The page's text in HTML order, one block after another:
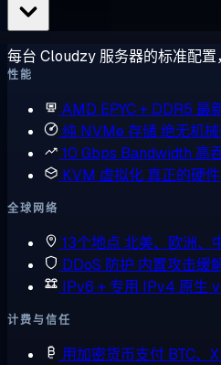
每台 Cloudzy 服务器的标准配置
性能
AMD EPYC + DDR5 最
纯 NVMe 存储绝无机
10 Gbps Bandwidth 高
KVM 虚拟化 真正的硬
全球网络
13个地点 北美、欧洲、
DDoS 防护 内置攻击缓
IPv6 + 专用 IPv4 原生
计费与信任
用加密货币支付 BTC、